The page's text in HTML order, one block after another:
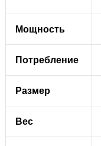
Мощность
Потребление
Размер
Вес